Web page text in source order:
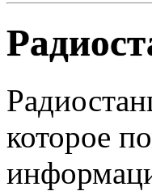
которое